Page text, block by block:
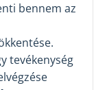
bennem az
tevékenység